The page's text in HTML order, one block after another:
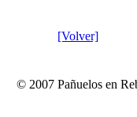
[Volver]
© 2007 Pañuelos en